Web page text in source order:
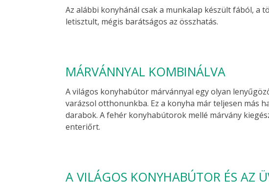
Az alábbi konyhánál csak a munkalap készült fából, a
letisztult, mégis barátságos az összhatás.
MÁRVÁNNYAL KOMBINÁLVA
A világos konyhabútor márvánnyal egy olyan
varázsol otthonunkba. Ez a konyha már teljesen más
darabok. A fehér konyhabútorok mellé márvány
enteriőrt.
A VILÁGOS KONYHABÚTOR ÉS AZ